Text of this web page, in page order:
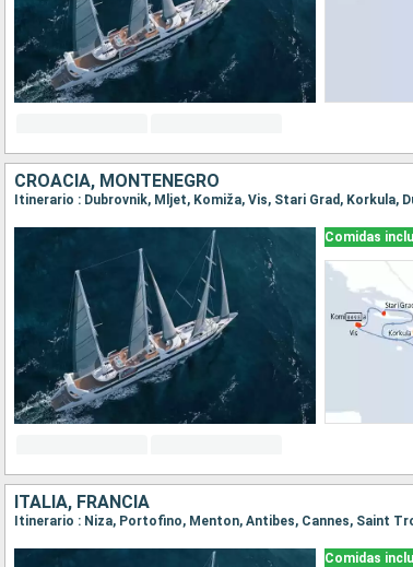
CROACIA, MONTENEGRO
Comidas
ITALIA, FRANCIA
Itinerario : Niza, Portofino, Menton, Antibes, Cannes, Saint
Comidas